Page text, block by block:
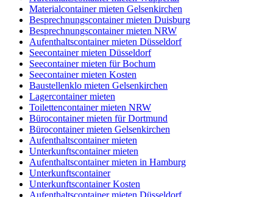
Materialcontainer mieten Gelsenkirchen
Besprechnungscontainer mieten Duisburg
Besprechnungscontainer mieten NRW
Aufenthaltscontainer mieten Düsseldorf
Seecontainer mieten Düsseldorf
Seecontainer mieten für Bochum
Seecontainer mieten Kosten
Baustellenklo mieten Gelsenkirchen
Lagercontainer mieten
Toilettencontainer mieten NRW
Bürocontainer mieten für Dortmund
Bürocontainer mieten Gelsenkirchen
Aufenthaltscontainer mieten
Unterkunftscontainer mieten
Aufenthaltscontainer mieten in Hamburg
Unterkunftscontainer
Unterkunftscontainer Kosten